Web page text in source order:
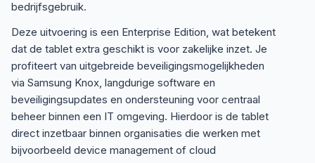
bedrijfsgebruik.
Deze uitvoering is een Enterprise Edition, wat betekent
dat de tablet extra geschikt is voor zakelijke inzet. Je
profiteert van uitgebreide beveiligingsmogelijkheden
via Samsung Knox, langdurige software en
beveiligingsupdates en ondersteuning voor centraal
beheer binnen een IT omgeving. Hierdoor is de tablet
direct inzetbaar binnen organisaties die werken met
bijvoorbeeld device management of cloud